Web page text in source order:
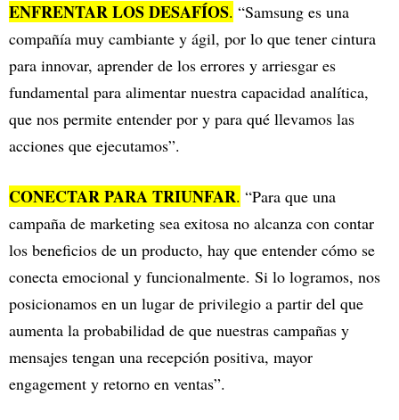
ENFRENTAR LOS DESAFÍOS. “Samsung es una
compañía muy cambiante y ágil, por lo que tener cintura
para innovar, aprender de los errores y arriesgar es
fundamental para alimentar nuestra capacidad analítica,
que nos permite entender por y para qué llevamos las
acciones que ejecutamos”.
CONECTAR PARA TRIUNFAR. “Para que una
campaña de marketing sea exitosa no alcanza con contar
los beneficios de un producto, hay que entender cómo se
conecta emocional y funcionalmente. Si lo logramos, nos
posicionamos en un lugar de privilegio a partir del que
aumenta la probabilidad de que nuestras campañas y
mensajes tengan una recepción positiva, mayor
engagement y retorno en ventas”.